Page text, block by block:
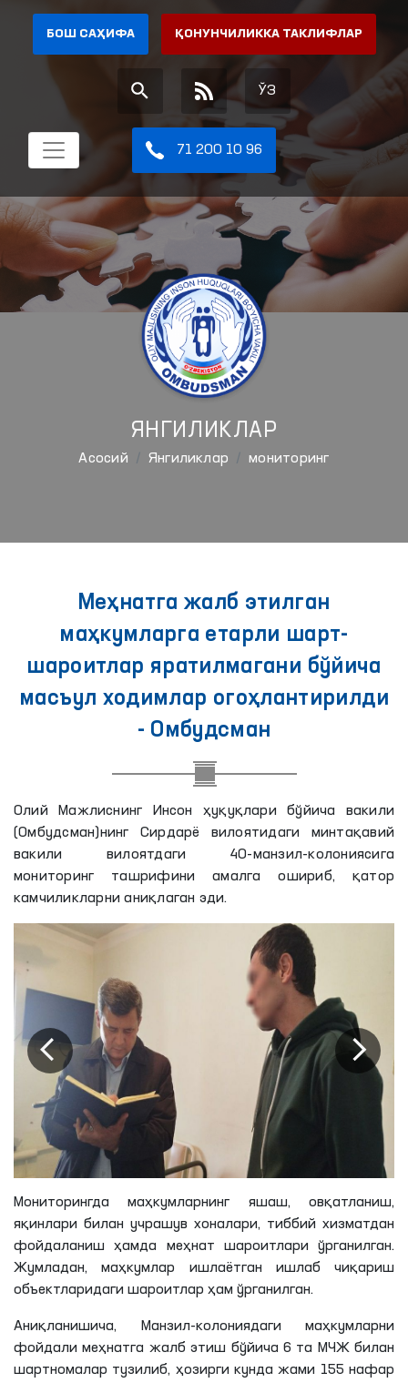
БОШ САҲИФА ҚОНУНЧИЛИККА ТАКЛИФЛАР
ЎЗ
71 200 10 96
ЯНГИЛИКЛАР
Aсосий Янгиликлар мониторинг
Меҳнатга жалб этилган
маҳкумларга етарли шарт-
шароитлар яратилмагани бўйича
масъул ходимлар огоҳлантирилди
- Омбудсман
Олий Мажлиснинг Инсон ҳуқуқлари бўйича вакили
(Омбудсман)нинг Сирдарё вилоятидаги минтақавий
вакили вилоятдаги 40-манзил-колониясига
мониторинг ташрифини амалга ошириб, қатор
камчиликларни аниқлаган эди.
Мониторингда маҳкумларнинг яшаш, овқатланиш,
яқинлари билан учрашув хоналари, тиббий хизматдан
фойдаланиш ҳамда меҳнат шароитлари ўрганилган.
Жумладан, маҳкумлар ишлаётган ишлаб чиқариш
объектларидаги шароитлар ҳам ўрганилган.
Аниқланишича, Манзил-колониядаги маҳкумларни
фойдали меҳнатга жалб этиш бўйича 6 та МЧЖбилан
шартномалар тузилиб, ҳозирги кунда жами 155 нафар